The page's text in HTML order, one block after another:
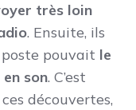
très loin
. Ensuite, ils
pouvait le
son. C’est
découvertes,